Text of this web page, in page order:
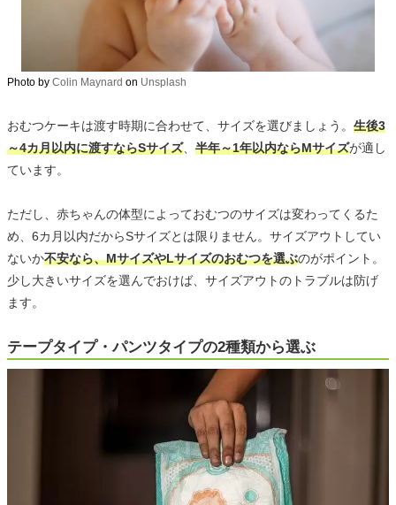
Photo by Colin Maynard on Unsplash
おむつケーキは渡す時期に合わせて、サイズを選びましょう。 生後3
～4カ月以内に渡すならSサイズ、 半年～1年以内ならMサイズが適し
ています。
ただし、赤ちゃんの体型によっておむつのサイズは変わってくるた
め、6カ月以内だからSサイズとは限りません。サイズアウトしてい
ないか不安なら、MサイズやLサイズのおむつを選ぶのがポイント。
少し大きいサイズを選んでおけば、サイズアウトのトラブルは防げ
ます。
テープタイプ・パンツタイプの2種類から選ぶ